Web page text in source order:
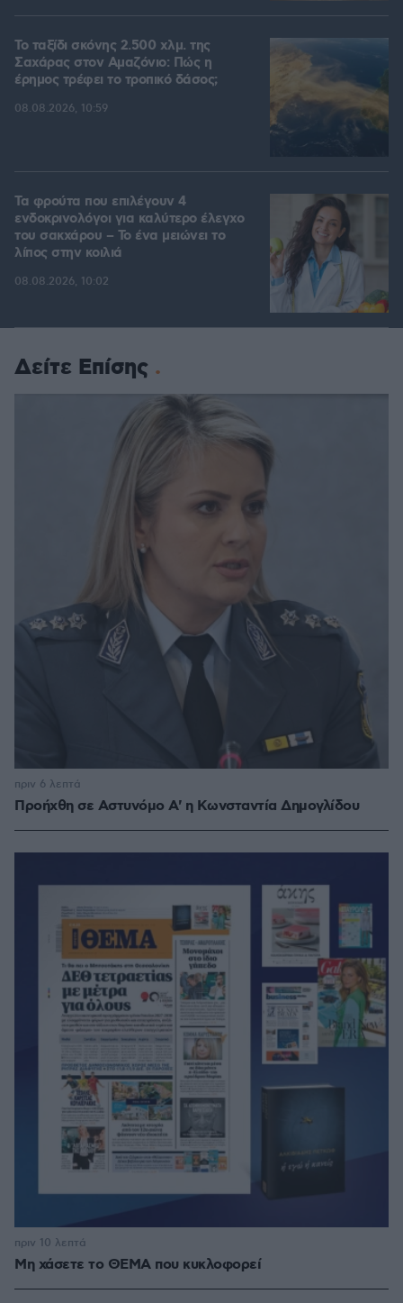
Το ταξίδι σκόνης 2.500 χλμ. της
Σαχάρας στον Αμαζόνιο: Πώς η
έρημος τρέφει το τροπικό δάσος;
08.08.2026, 10:59
Τα φρούτα που επιλέγουν 4
ενδοκρινολόγοι για καλύτερο έλεγχο
του σακχάρου – Το ένα μειώνει το
λίπος στην κοιλιά
08.08.2026, 10:02
Δείτε Επίσης
Προήχθη σε Αστυνόμο Α' η Κωνσταντία Δημογλίδου
πριν 6 λεπτά
Μη χάσετε το ΘΕΜΑ που κυκλοφορεί
πριν 10 λεπτά